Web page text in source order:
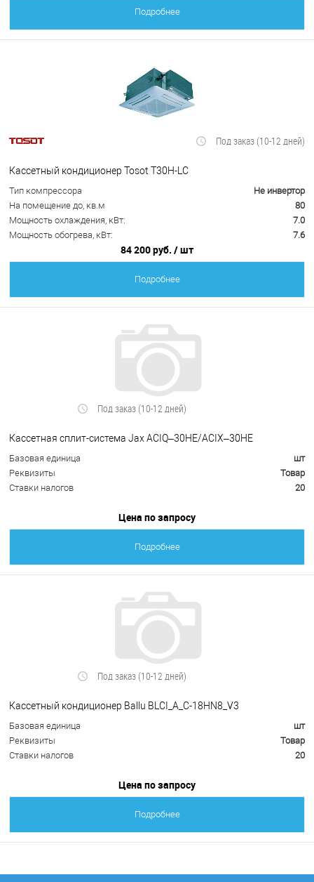
Подробнее
Под заказ (10-12 дней)
Кассетный кондиционер Tosot T30H-LC
Тип компрессора
Не инвертор
На помещение до, кв.м
80
Мощность охлаждения, кВт:
7.0
Мощность обогрева, кВт:
7.6
84 200 руб. / шт
Подробнее
Под заказ (10-12 дней)
Кассетная сплит-система Jax ACIQ–30HE/ACIX–30HE
Базовая единица
шт
Реквизиты
Товар
Ставки налогов
20
Цена по запросу
Подробнее
Под заказ (10-12 дней)
Кассетный кондиционер Ballu BLCI_A_C-18HN8_V3
Базовая единица
шт
Реквизиты
Товар
Ставки налогов
20
Цена по запросу
Подробнее